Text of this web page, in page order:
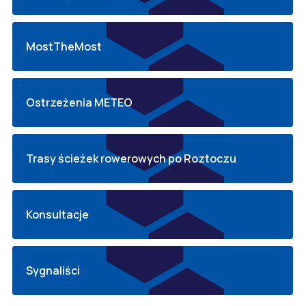
MostTheMost
Ostrzeżenia METEO
Trasy ścieżek rowerowych po Roztoczu
Konsultacje
Sygnaliści